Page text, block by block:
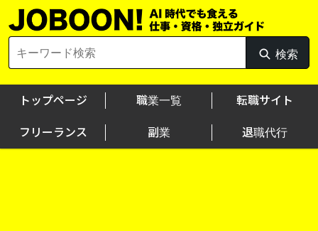
Skip
to
for:
検索
検
索
トップページ 職業一覧 転職サイト
フリーランス 副業 退職代行